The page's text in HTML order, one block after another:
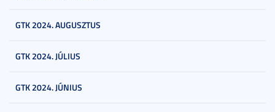
GTK 2024. AUGUSZTUS
GTK 2024. JÚLIUS
GTK 2024. JÚNIUS